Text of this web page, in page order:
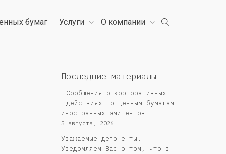
бумаг Услуги О компании
Последние материалы
Сообщения о корпоративных
действиях по ценным бумагам
иностранных эмитентов
5 августа, 2026
Уважаемые депоненты!
Уведомляем Вас о том, что в